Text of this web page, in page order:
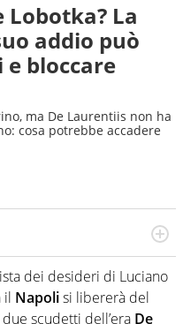
Lobotka? La
addio può
e bloccare
ma De Laurentiis non ha
cosa potrebbe accadere
Virgilio Sport segue anche
che esalta competenze e
di HaBaWaBa, il più
bambini al mondo
dei desideri di Luciano
il Napolisi libererà del
scudetti dell’era De